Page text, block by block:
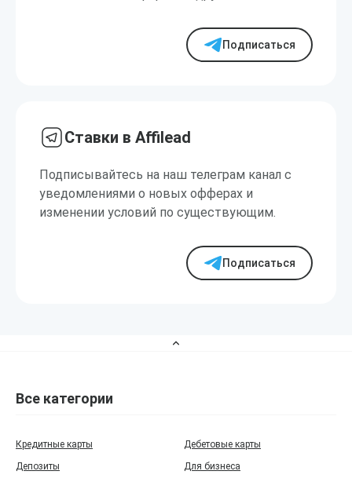
Подписаться
Ставки в Affilead
Подписывайтесь на наш телеграм канал с
уведомлениями о новых офферах и
изменении условий по существующим.
Подписаться
Все категории
Кредитные карты
Дебетовые карты
Депозиты
Для бизнеса